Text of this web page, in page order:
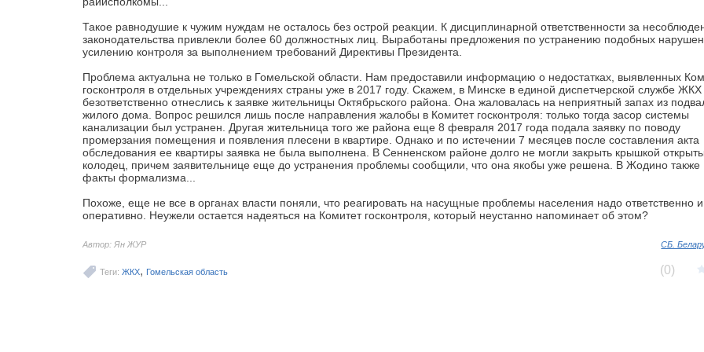
Такое равнодушие к чужим нуждам не осталось без острой реакции. К дисциплинарной ответственности за
законодательства привлекли более 60 должностных лиц. Выработаны предложения по устранению подобных
усилению контроля за выполнением требований Директивы Президента.
Проблема актуальна не только в Гомельской области. Нам предоставили информацию о недостатках, выявленных
госконтроля в отдельных учреждениях страны уже в 2017 году. Скажем, в Минске в единой диспетчерской службе
безответственно отнеслись к заявке жительницы Октябрьского района. Она жаловалась на неприятный запах из
жилого дома. Вопрос решился лишь после направления жалобы в Комитет госконтроля: только тогда засор системы
канализации был устранен. Другая жительница того же района еще 8 февраля 2017 года подала заявку по поводу
промерзания помещения и появления плесени в квартире. Однако и по истечении 7 месяцев после составления акта
обследования ее квартиры заявка не была выполнена. В Сенненском районе долго не могли закрыть крышкой
колодец, причем заявительнице еще до устранения проблемы сообщили, что она якобы уже решена. В Жодино также
факты формализма...
Похоже, еще не все в органах власти поняли, что реагировать на насущные проблемы населения надо ответственно и
оперативно. Неужели остается надеяться на Комитет госконтроля, который неустанно напоминает об этом?
Автор: Ян ЖУР СБ.
Теги: ЖКХ, Гомельская область (0)